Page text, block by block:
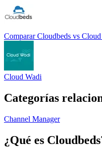
Comparar Cloudbeds vs
Cloud Wadi
Categorías
Channel Manager
¿Qué es Cloudbeds